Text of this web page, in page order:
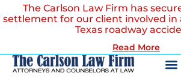
The Carlson Law Firm has
settlement for our client involved in
Texas roadway
Read More